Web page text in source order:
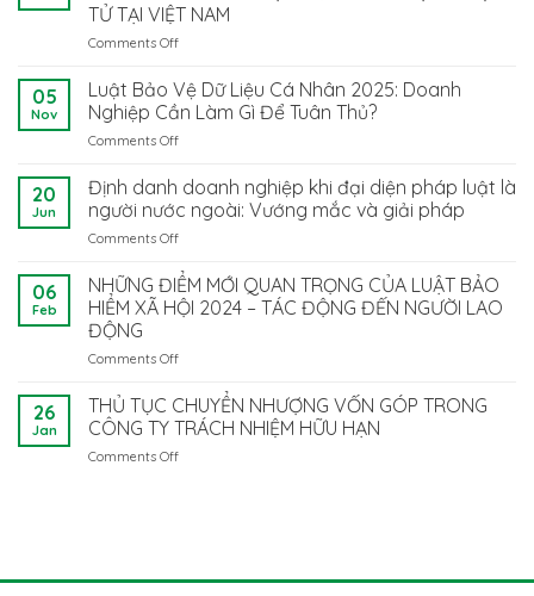
TỬ TẠI VIỆT NAM
Comments Off
TƯ
08/2026/TT-
BNV:
MỚI
TRONG
TRIỂN
ĐỒNG
LAO
VIỆT
NAM
05
Nov
Luật Bảo Vệ Dữ Liệu Cá Nhân 2025: Doanh
Nghiệp Cần Làm Gì Để Tuân Thủ?
Comments Off
Bảo
Dữ
Nhân
2025:
Doanh
Gì
Để
20
Jun
Định danh doanh nghiệp khi đại diện pháp luật là
người nước ngoài: Vướng mắc và giải pháp
Comments Off
danh
doanh
nghiệp
pháp
luật
là
giải
06
Feb
NHỮNG ĐIỂM MỚI QUAN TRỌNG CỦA LUẬT BẢO
HIỂM XÃ HỘI 2024 – TÁC ĐỘNG ĐẾN NGƯỜI LAO
ĐỘNG
Comments Off
ĐIỂM
MỚI
QUAN
HỘI
26
Jan
THỦ TỤC CHUYỂN NHƯỢNG VỐN GÓP TRONG
CÔNG TY TRÁCH NHIỆM HỮU HẠN
Comments Off
GÓP